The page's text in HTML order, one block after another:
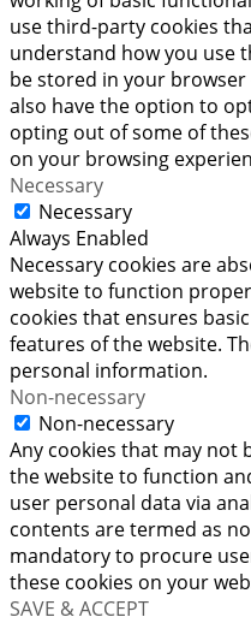
use third-party cookies
understand how you use
be stored in your
also have the option to
opting out of some of
on your browsing
Necessary
Necessary
Always Enabled
Necessary cookies are
website to function
cookies that ensures
features of the website.
personal information.
Non-necessary
Non-necessary
Any cookies that may not
the website to function
user personal data via
contents are termed as
mandatory to procure
these cookies on your
SAVE & ACCEPT